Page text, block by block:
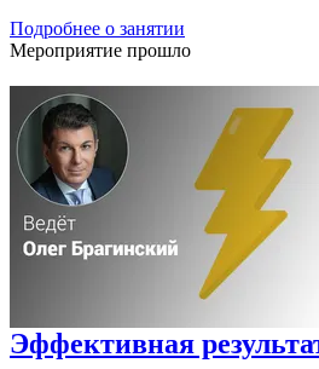
Подробнее о занятии
Мероприятие прошло
Эффективная